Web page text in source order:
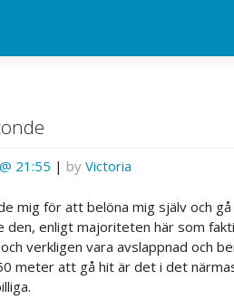
21:55 | by Victoria
mig för att belöna mig själv och
den, enligt majoriteten här som
verkligen vara avslappnad och
meter att gå hit är det i det